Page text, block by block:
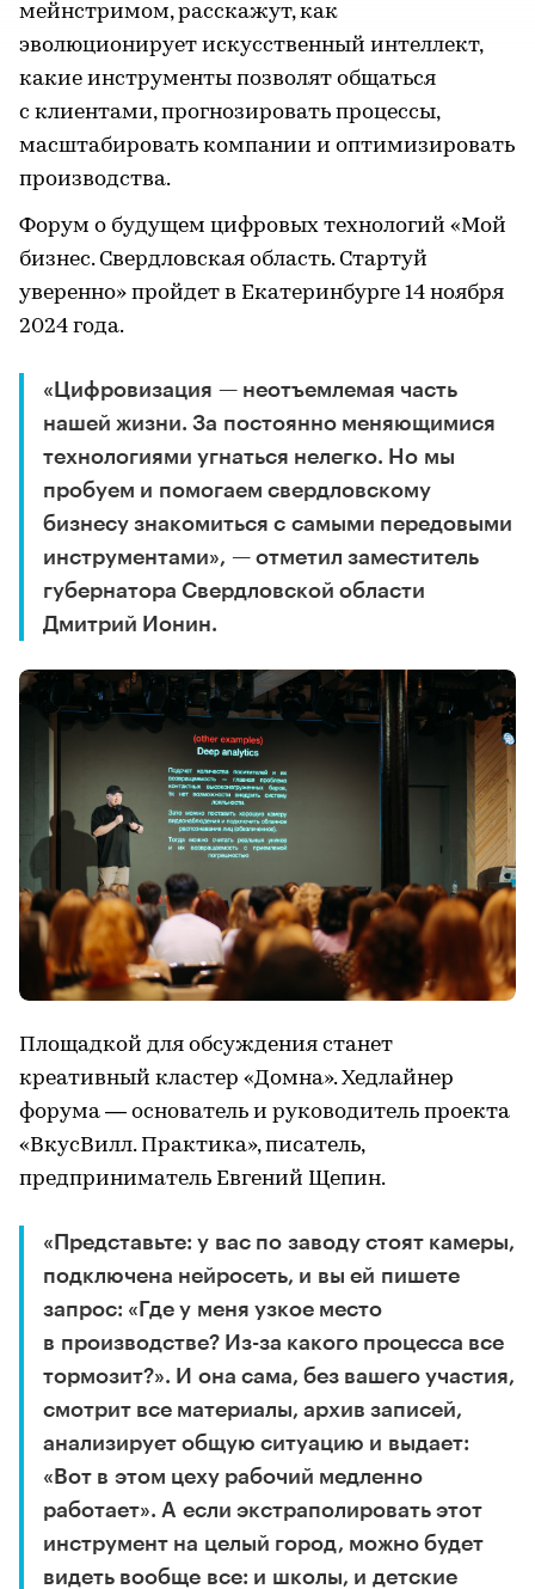
мейнстримом, расскажут, как
эволюционирует искусственный интеллект,
какие инструменты позволят общаться
с клиентами, прогнозировать процессы,
масштабировать компании и оптимизировать
производства.
Форум о будущем цифровых технологий «Мой
бизнес. Свердловская область. Стартуй
уверенно» пройдет в Екатеринбурге 14 ноября
2024 года.
«Цифровизация — неотъемлемая часть
нашей жизни. За постоянно меняющимися
технологиями угнаться нелегко. Но мы
пробуем и помогаем свердловскому
бизнесу знакомиться с самыми передовыми
инструментами», — отметил заместитель
губернатора Свердловской области
Дмитрий Ионин.
Площадкой для обсуждения станет
креативный кластер «Домна». Хедлайнер
форума — основатель и руководитель проекта
«ВкусВилл. Практика», писатель,
предприниматель Евгений Щепин.
«Представьте: у вас по заводу стоят камеры,
подключена нейросеть, и вы ей пишете
запрос: «Где у меня узкое место
в производстве? Из-за какого процесса все
тормозит?». И она сама, без вашего участия,
смотрит все материалы, архив записей,
анализирует общую ситуацию и выдает:
«Вот в этом цеху рабочий медленно
работает». А если экстраполировать этот
инструмент на целый город, можно будет
видеть вообще все: и школы, и детские